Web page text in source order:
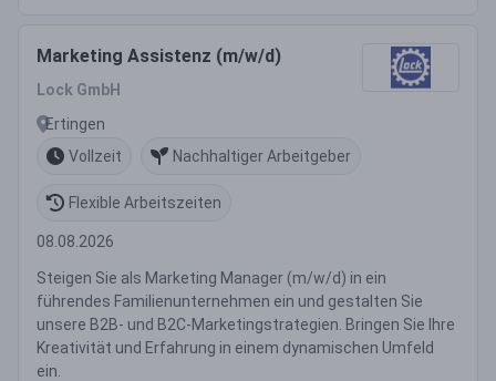
Marketing Assistenz (m/w/d)
Lock GmbH
Ertingen
Vollzeit
Nachhaltiger Arbeitgeber
Flexible Arbeitszeiten
08.08.2026
Steigen Sie als Marketing Manager (m/w/d) in ein
führendes Familienunternehmen ein und gestalten Sie
unsere B2B- und B2C-Marketingstrategien. Bringen Sie Ihre
Kreativität und Erfahrung in einem dynamischen Umfeld
ein.